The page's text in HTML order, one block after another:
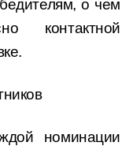
о чем
контактной
номинации